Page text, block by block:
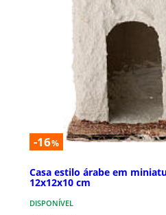
-16%
Casa estilo árabe em
12x12x10 cm
DISPONÍVEL